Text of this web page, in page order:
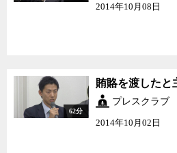
2014年10月08日
62分
賄賂を渡したと
プレスクラブ
2014年10月02日